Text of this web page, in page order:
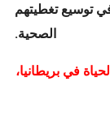
توسيع تغطيتهم
الصحية.
في بريطانيا،